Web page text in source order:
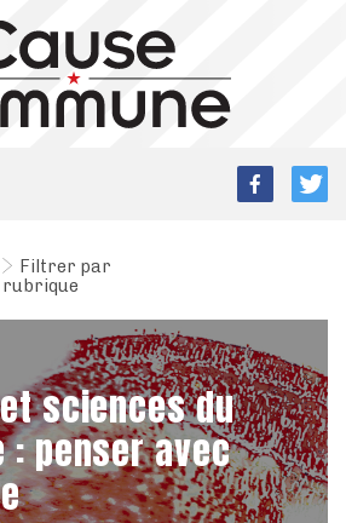
Filtrer par
rubrique
sciences du
: penser avec